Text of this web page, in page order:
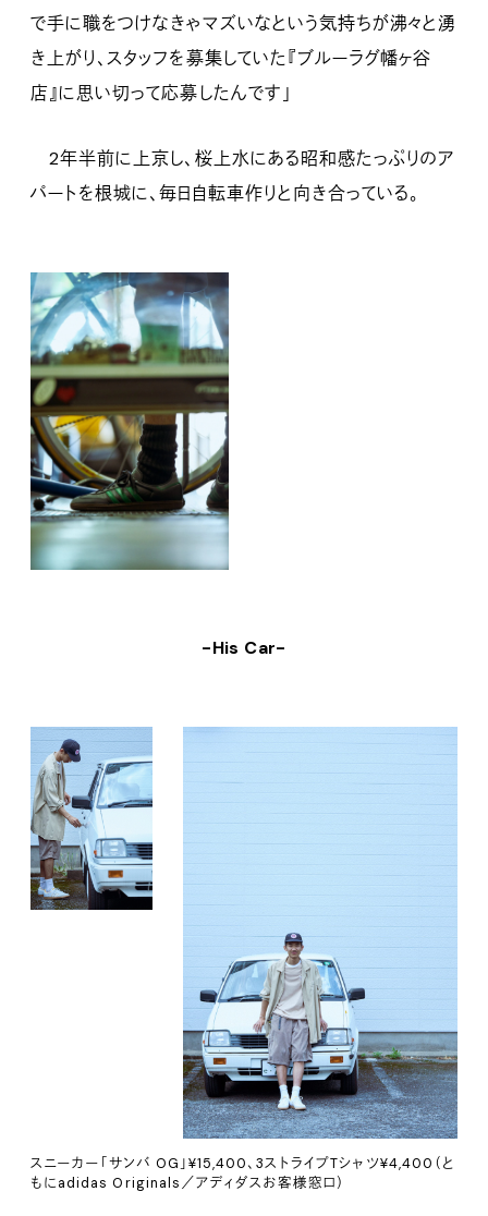
で手に職をつけなきゃマズいなという気持ちが沸々と湧
き上がり、スタッフを募集していた『ブルーラグ幡ヶ谷
店』に思い切って応募したんです」
2年半前に上京し、桜上水にある昭和感たっぷりのア
パートを根城に、毎日自転車作りと向き合っている。
-His Car-
スニーカー「サンバ OG」¥15,400、3ストライプTシャツ¥4,400（と
もにadidas Originals／アディダスお客様窓口）